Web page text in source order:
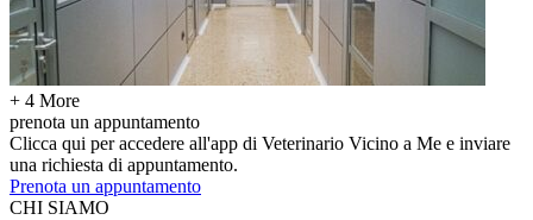
+ 4 More
prenota un appuntamento
Clicca qui per accedere all'app di Veterinario Vicino a Me e inviare
una richiesta di appuntamento.
Prenota un appuntamento
CHI SIAMO